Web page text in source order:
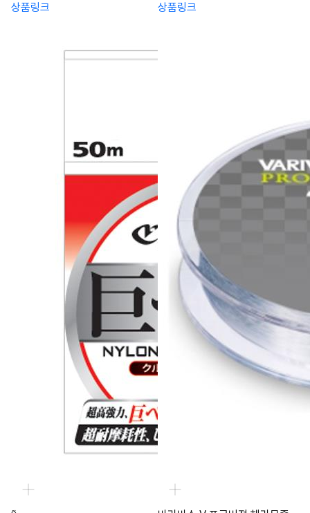
상품링크
상품링크